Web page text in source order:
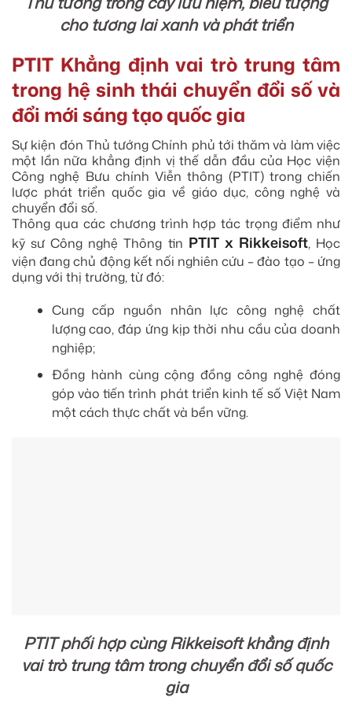
cho tương lai xanh và phát triển
PTIT Khẳng định vai trò trung tâm
trong hệ sinh thái chuyển đổi số và
đổi mới sáng tạo quốc gia
Sự kiện đón Thủ tướng Chính phủ tới thăm và làm việc
một lần nữa khẳng định vị thế dẫn đầu của Học viện
Công nghệ Bưu chính Viễn thông (PTIT) trong chiến
lược phát triển quốc gia về giáo dục, công nghệ và
chuyển đổi số.
Thông qua các chương trình hợp tác trọng điểm như
kỹ sư Công nghệ Thông tin PTIT x Rikkeisoft, Học
viện đang chủ động kết nối nghiên cứu – đào tạo – ứng
dụng với thị trường, từ đó:
Cung cấp nguồn nhân lực công nghệ chất
lượng cao, đáp ứng kịp thời nhu cầu của doanh
nghiệp;
Đồng hành cùng cộng đồng công nghệ đóng
góp vào tiến trình phát triển kinh tế số Việt Nam
một cách thực chất và bền vững.
PTIT phối hợp cùng Rikkeisoft khẳng định
vai trò trung tâm trong chuyển đổi số quốc
gia